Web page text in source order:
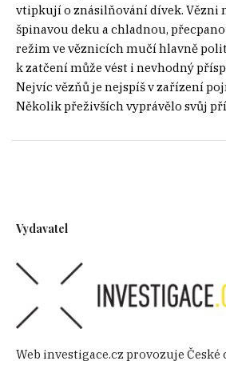
vtipkují o znásilňování dívek. Vězni
špinavou deku a chladnou,
režim ve věznicích mučí hlavně
k zatčení může vést i nevhodný
Nejvíc vězňů je nejspíš v zařízení
Několik přeživších vyprávělo svůj
Vydavatel
Web investigace.cz provozuje